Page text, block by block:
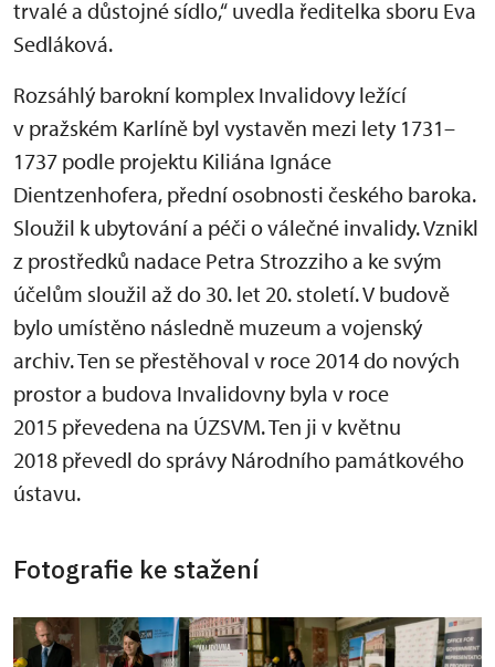
trvalé a důstojné sídlo,“ uvedla ředitelka sboru Eva
Sedláková.
Rozsáhlý barokní komplex Invalidovy ležící
v pražském Karlíně byl vystavěn mezi lety 1731–
1737 podle projektu Kiliána Ignáce
Dientzenhofera, přední osobnosti českého baroka.
Sloužil k ubytování a péči o válečné invalidy. Vznikl
z prostředků nadace Petra Strozziho a ke svým
účelům sloužil až do 30. let 20. století. V budově
bylo umístěno následně muzeum a vojenský
archiv. Ten se přestěhoval v roce 2014 do nových
prostor a budova Invalidovny byla v roce
2015 převedena na ÚZSVM. Ten ji v květnu
2018 převedl do správy Národního památkového
ústavu.
Fotografie ke stažení